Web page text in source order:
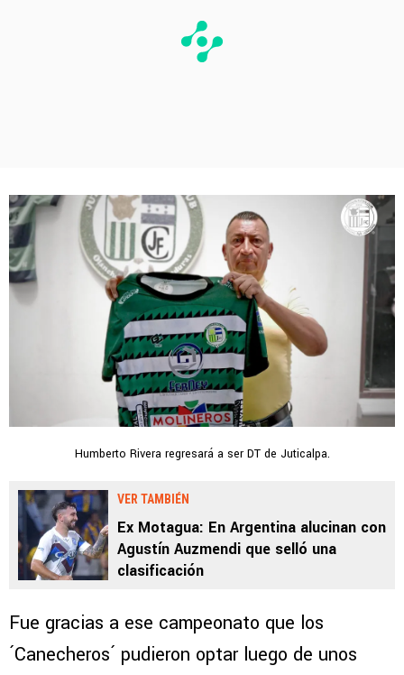
Humberto Rivera regresará a ser DT de Juticalpa.
VER TAMBIÉN
Ex Motagua: En Argentina alucinan con
Agustín Auzmendi que selló una
clasificación
Fue gracias a ese campeonato que los
´Canecheros´ pudieron optar luego de unos